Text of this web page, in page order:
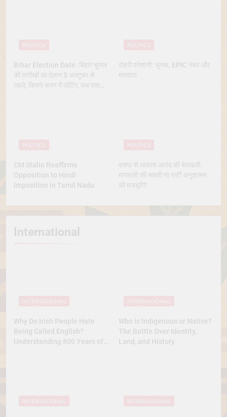
Bihar Election Date: बिहार चुनाव
की तारीखों का ऐलान 5 अक्टूबर से
पहले, कितने चरण में वोटिंग, कब तक
दोहरी परेशानी: चुनाव, EPIC नंबर और
मतदाता
CM Stalin Reaffirms
Opposition to Hindi
Imposition in Tamil Nadu
बसपा से आकाश आनंद की बेदखली:
मायावती की सख्ती या पार्टी अनुशासन
की मजबूरी?
International
Why Do Irish People Hate
Being Called English?
Understanding 800 Years of
Who is Indigenous or Native?
The Battle Over Identity,
Land, and History